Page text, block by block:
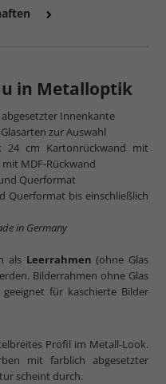
in Metalloptik
Innenkante
zur Auswahl
24 cm Kartonrückwand mit
MDF-Rückwand
Querformat
Querformat bis einschließlich
in Germany
als Leerrahmen (ohne Glas
Bilderrahmen ohne Glas
für kaschierte Bilder
Profil im Metall-Look.
mit farblich abgesetzter
scheint durch.